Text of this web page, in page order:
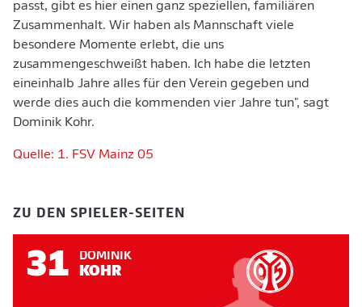
passt, gibt es hier einen ganz speziellen, familiären
Zusammenhalt. Wir haben als Mannschaft viele
besondere Momente erlebt, die uns
zusammengeschweißt haben. Ich habe die letzten
eineinhalb Jahre alles für den Verein gegeben und
werde dies auch die kommenden vier Jahre tun", sagt
Dominik Kohr.
Quelle: 1. FSV Mainz 05
ZU DEN SPIELER-SEITEN
31 DOMINIK
KOHR